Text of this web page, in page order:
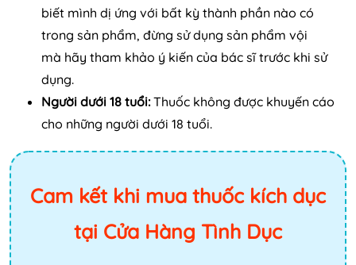
biết mình dị ứng với bất kỳ thành phần nào có
trong sản phẩm, đừng sử dụng sản phẩm vội
mà hãy tham khảo ý kiến của bác sĩ trước khi sử
dụng.
Người dưới 18 tuổi:Thuốc không được khuyến cáo
cho những người dưới 18 tuổi.
Cam kết khi mua thuốc kích dục
tại Cửa Hàng Tình Dục